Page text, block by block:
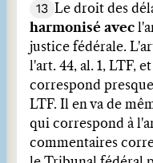
13
Le droit des
harmonisé avec
justice fédérale.
l'art. 44, al. 1, LTF,
correspond
LTF. Il en va de
qui correspond à
commentaires